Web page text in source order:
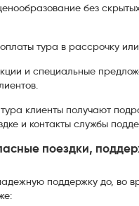
без
тура в рассрочку
и специальные
клиенты получают
и контакты службы
поездки,
поддержку до, во